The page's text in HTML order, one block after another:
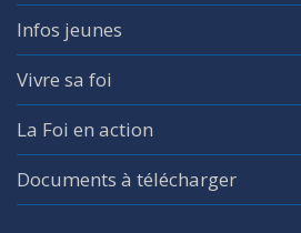
Infos jeunes
Vivre sa foi
La Foi en action
Documents à télécharger